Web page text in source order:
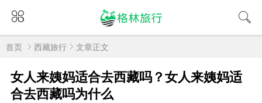
首页 西藏旅行 文章正文
女人来姨妈适合去西藏吗？女人来姨妈适
合去西藏吗为什么